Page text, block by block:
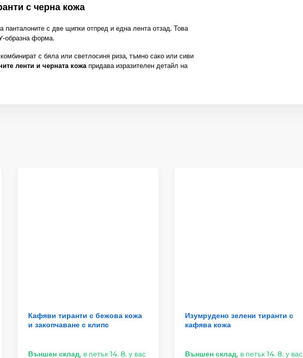
с черна кожа
панталоните с две щипки отпред и една лента отзад. Това
образна форма.
с бяла или светлосиня риза, тъмно сако или сиви
ленти и черната кожа придава изразителен детайл на
Кафяви тиранти с бежова кожа
и закопчаване с клипс
Външен склад, в петък 14. 8. у вас
Изумрудено зелени тиранти с
кафява кожа
Външен склад, в петък 14. 8. у вас